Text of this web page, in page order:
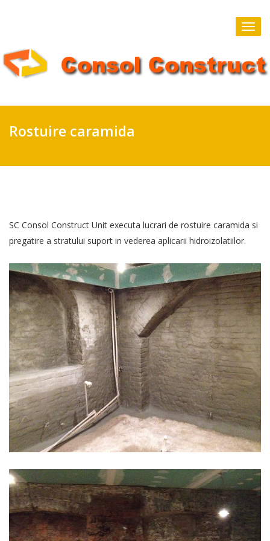
Rostuire caramida
SC Consol Construct Unit executa lucrari de rostuire caramida si
pregatire a stratului suport in vederea aplicarii hidroizolatiilor.